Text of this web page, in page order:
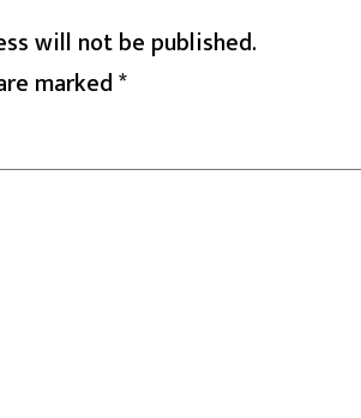
will not be published.
marked*